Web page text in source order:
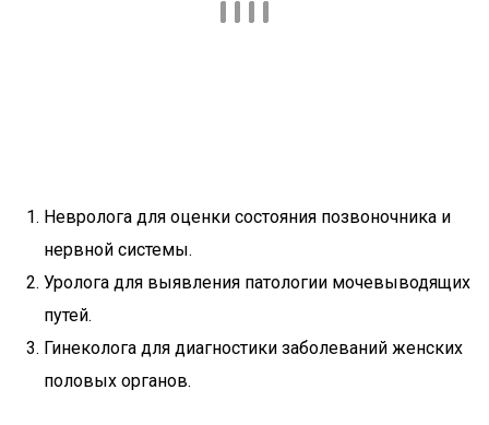
Невролога для оценки состояния позвоночника и
нервной системы.
Уролога для выявления патологии мочевыводящих
путей.
Гинеколога для диагностики заболеваний женских
половых органов.